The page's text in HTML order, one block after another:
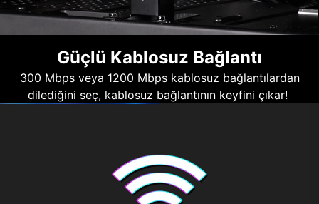
Güçlü Kablosuz Bağlantı
300 Mbps veya 1200 Mbps kablosuz bağlantılardan
dilediğini seç, kablosuz bağlantının keyfini çıkar!